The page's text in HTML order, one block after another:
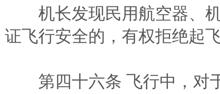
机长发现民用航空器、机
证飞行安全的，有权拒绝起
第四十六条 飞行中，对